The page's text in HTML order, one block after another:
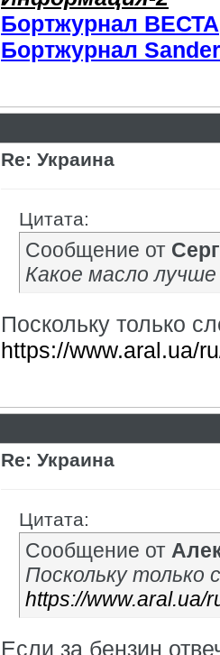
Бортжурнал ВЕСТА
Бортжурнал
Re: Украина
Цитата:
Сообщение от
Какое масло
Поскольку только
https://www.aral.ua/
Re: Украина
Цитата:
Сообщение от
Поскольку только
https://www.aral.ua/
Если за бензин